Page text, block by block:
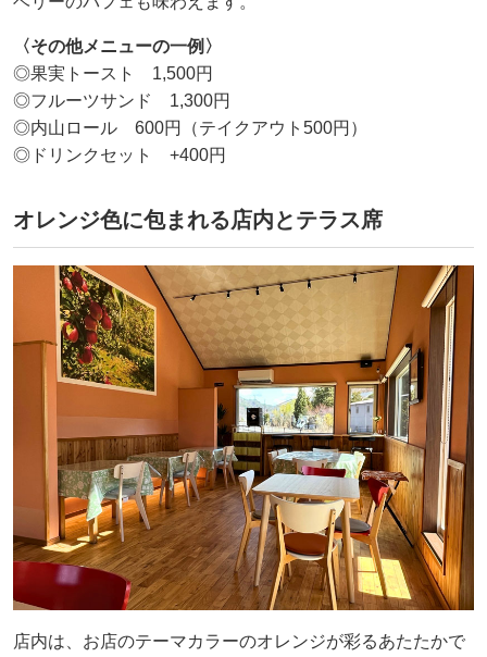
〈その他メニューの一例〉
◎果実トースト 1,500円
◎フルーツサンド 1,300円
◎内山ロール 600円（テイクアウト500円）
◎ドリンクセット +400円
オレンジ色に包まれる店内とテラス席
店内は、お店のテーマカラーのオレンジが彩るあたたかで